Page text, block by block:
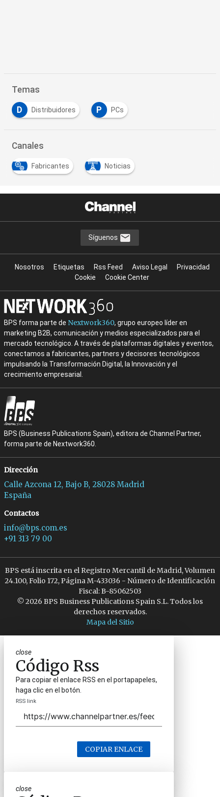
Temas
D Distribuidores P PCs
Canales
Fabricantes Noticias
Síguenos
Nosotros Etiquetas Rss Feed Aviso Legal
Privacidad
Cookie
Cookie Center
BPS forma parte de Nextwork360, grupo europeo líder en
marketing B2B, comunicación y medios especializados para el
mercado tecnológico. A través de plataformas digitales y eventos,
conectamos a fabricantes, partners y decisores tecnológicos
impulsando la Transformación Digital, la Innovación y el
crecimiento empresarial.
BPS (Business Publications Spain), editora de Channel Partner,
forma parte de Nextwork360.
Dirección
Calle Azcona 12, Bajo B, 28028 Madrid
España
Contactos
info@bps.com.es
+91 313 79 00
BPS está inscrita en el Registro Mercantil de Madrid, Volumen
24.100, Folio 172, Página M-433036 - Número de Identificación
Fiscal: B-85062503
© 2026 BPS Business Publications Spain S.L. Todos los
derechos reservados.
Mapa del Sitio
close
Código Rss
Para copiar el enlace RSS en el portapapeles,
haga clic en el botón.
RSS link
COPIAR ENLACE
close